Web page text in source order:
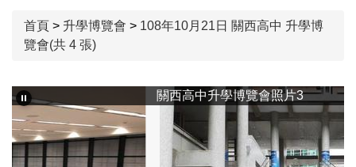
首頁 > 升學博覽會 > 108年10月21日 關西高中 升學博
覽會(共 4 張)
關西高中升學博覽會照片3